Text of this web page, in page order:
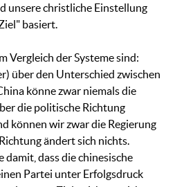
unsere christliche Einstellung
basiert.
Vergleich der Systeme sind:
über den Unterschied zwischen
könne zwar niemals die
die politische Richtung
können wir zwar die Regierung
ändert sich nichts.
dass die chinesische
Partei unter Erfolgsdruck